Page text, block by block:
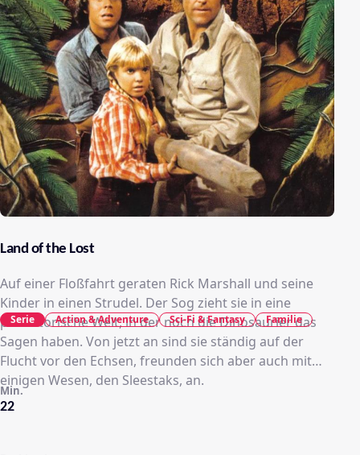
Land of the Lost
Auf einer Floßfahrt geraten Rick Marshall und seine
Kinder in einen Strudel. Der Sog zieht sie in eine
prähistorische Welt, in der noch die Dinosaurier das
Sagen haben. Von jetzt an sind sie ständig auf der
Flucht vor den Echsen, freunden sich aber auch mit
einigen Wesen, den Sleestaks, an.
22
Min.
Serie Action & Adventure Sci-Fi & Fantasy Familie